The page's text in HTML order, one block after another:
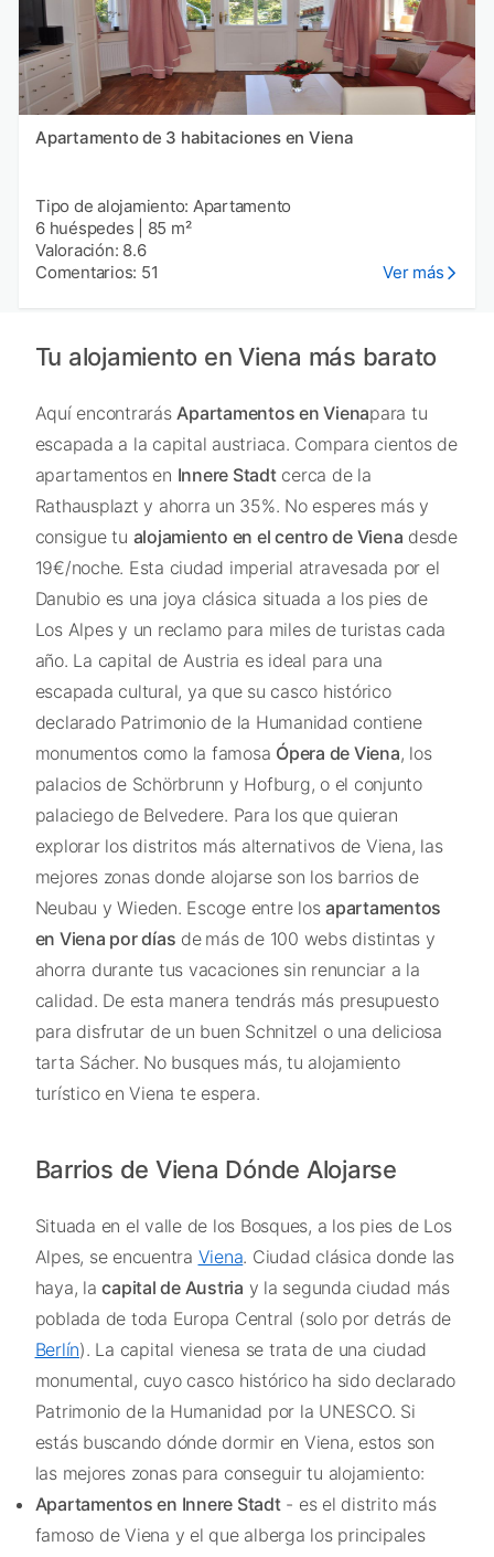
Apartamento de 3 habitaciones en Viena
Tipo de alojamiento: Apartamento
6 huéspedes
85 m²
Valoración: 8.6
Comentarios: 51
Ver más
Tu alojamiento en Viena más barato
Aquí encontrarás Apartamentos en Vienapara tu
escapada a la capital austriaca. Compara cientos de
apartamentos en Innere Stadtcerca de la
Rathausplazt y ahorra un 35%. No esperes más y
consigue tu alojamiento en el centro de Viena desde
19€/noche. Esta ciudad imperial atravesada por el
Danubio es una joya clásica situada a los pies de
Los Alpes y un reclamo para miles de turistas cada
año. La capital de Austria es ideal para una
escapada cultural, ya que su casco histórico
declarado Patrimonio de la Humanidad contiene
monumentos como la famosa Ópera de Viena, los
palacios de Schörbrunn y Hofburg, o el conjunto
palaciego de Belvedere. Para los que quieran
explorar los distritos más alternativos de Viena, las
mejores zonas donde alojarse son los barrios de
Neubau y Wieden. Escoge entre los apartamentos
en Viena por días de más de 100 webs distintas y
ahorra durante tus vacaciones sin renunciar a la
calidad. De esta manera tendrás más presupuesto
para disfrutar de un buen Schnitzel o una deliciosa
tarta Sácher. No busques más, tu alojamiento
turístico en Viena te espera.
Barrios de Viena Dónde Alojarse
Situada en el valle de los Bosques, a los pies de Los
Alpes, se encuentra Viena. Ciudad clásica donde las
haya, lacapital de Austria y la segunda ciudad más
poblada de toda Europa Central (solo por detrás de
Berlín). La capital vienesa se trata de una ciudad
monumental, cuyo casco histórico ha sido declarado
Patrimonio de la Humanidad por la UNESCO. Si
estás buscando dónde dormir en Viena, estos son
las mejores zonas para conseguir tu alojamiento:
Apartamentos en Innere Stadt- es el distrito más
famoso de Viena y el que alberga los principales